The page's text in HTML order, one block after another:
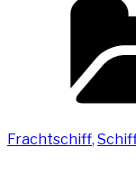
Frachtschiff,